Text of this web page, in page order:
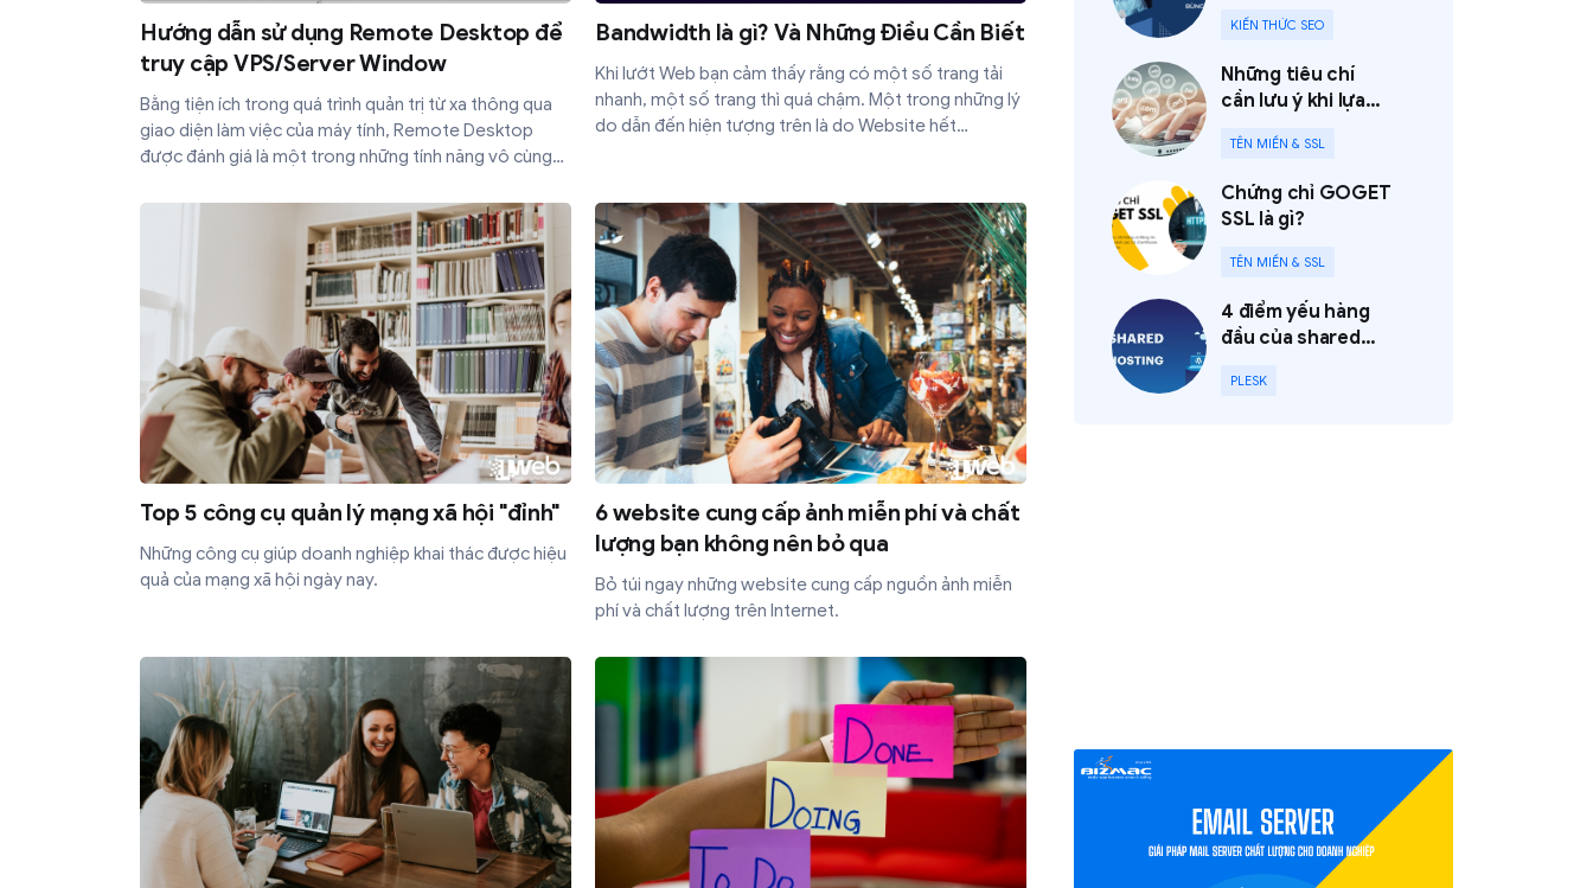
Hướng dẫn sử dụng Remote Desktop để
truy cập VPS/Server Window
Bằng tiện ích trong quá trình quản trị từ xa thông qua
giao diện làm việc của máy tính, Remote Desktop
được đánh giá là một trong những tính năng vô cùng
cũng biết được việc ứng dụng Remote Desktop để
truy cập VPS/ Server Window. Đừng lo! Bài viết bên
dưới sẽ giúp bạn "gỡ rối" ngay những thắc mắc với
những bước hướng dẫn cụ thể.
Bandwidth là gì? Và Những Điều Cần Biết
Khi lướt Web bạn cảm thấy rằng có một số trang tải
nhanh, một số trang thì quá chậm. Một trong những lý
do dẫn đến hiện tượng trên là do Website hết
băng thông nhé!
Top 5 công cụ quản lý mạng xã hội "đỉnh"
Những công cụ giúp doanh nghiệp khai thác được hiệu
quả của mạng xã hội ngày nay.
6 website cung cấp ảnh miễn phí và chất
lượng bạn không nên bỏ qua
Bỏ túi ngay những website cung cấp nguồn ảnh miễn
phí và chất lượng trên Internet.
khuấy đảo năm
2023
KIẾN THỨC SEO
Những tiêu chí
cần lưu ý khi lựa
cấp tên miền
TÊN MIỀN & SSL
Chứng chỉ GOGET
SSL là gì?
TÊN MIỀN & SSL
4 điểm yếu hàng
đầu của shared
nhắc
PLESK